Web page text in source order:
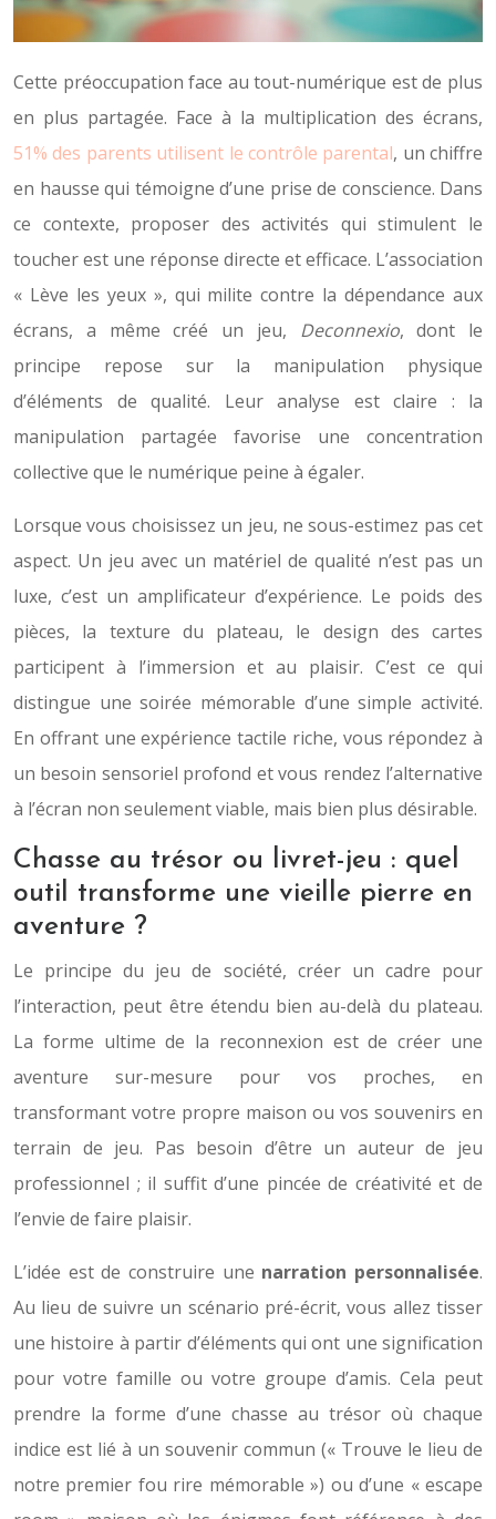
Cette préoccupation face au tout-numérique est de plus
en plus partagée. Face à la multiplication des écrans,
51% des parents utilisent le contrôle parental, un chiffre
en hausse qui témoigne d’une prise de conscience. Dans
ce contexte, proposer des activités qui stimulent le
toucher est une réponse directe et efficace. L’association
« Lève les yeux », qui milite contre la dépendance aux
écrans, a même créé un jeu, Deconnexio, dont le
principe repose sur la manipulation physique
d’éléments de qualité. Leur analyse est claire : la
manipulation partagée favorise une concentration
collective que le numérique peine à égaler.
Lorsque vous choisissez un jeu, ne sous-estimez pas cet
aspect. Un jeu avec un matériel de qualité n’est pas un
luxe, c’est un amplificateur d’expérience. Le poids des
pièces, la texture du plateau, le design des cartes
participent à l’immersion et au plaisir. C’est ce qui
distingue une soirée mémorable d’une simple activité.
En offrant une expérience tactile riche, vous répondez à
un besoin sensoriel profond et vous rendez l’alternative
à l’écran non seulement viable, mais bien plus désirable.
Chasse au trésor ou livret-jeu : quel
outil transforme une vieille pierre en
aventure ?
Le principe du jeu de société, créer un cadre pour
l’interaction, peut être étendu bien au-delà du plateau.
La forme ultime de la reconnexion est de créer une
aventure sur-mesure pour vos proches, en
transformant votre propre maison ou vos souvenirs en
terrain de jeu. Pas besoin d’être un auteur de jeu
professionnel ; il suffit d’une pincée de créativité et de
l’envie de faire plaisir.
L’idée est de construire une narration personnalisée.
Au lieu de suivre un scénario pré-écrit, vous allez tisser
une histoire à partir d’éléments qui ont une signification
pour votre famille ou votre groupe d’amis. Cela peut
prendre la forme d’une chasse au trésor où chaque
indice est lié à un souvenir commun (« Trouve le lieu de
notre premier fou rire mémorable ») ou d’une « escape